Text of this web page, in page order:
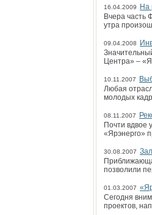
16.04.2009
На
Вчера часть
утра
09.04.2008
Центра» –
10.11.2007
Любая
молодых
08.11.2007
Почти вдвое
«Ярэнерго»
30.08.2007
позволили
01.03.2007
Сегодня
проектов,